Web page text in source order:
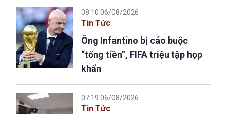
08:10 06/08/2026
Tin Tức
Ông Infantino bị cáo buộc
“tống tiền”, FIFA triệu tập họp
khẩn
07:19 06/08/2026
Tin Tức